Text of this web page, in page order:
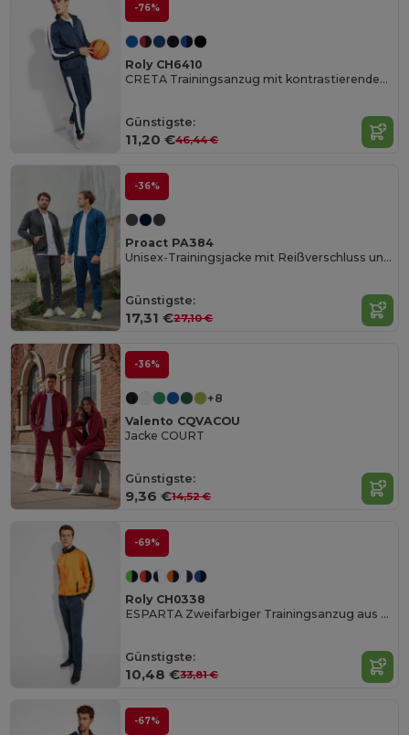
-76%
Roly CH6410
CRETA Trainingsanzug mit kontrastierenden Seitenstreifen
Günstigste:
11,20 €46,44 €
-36%
Proact PA384
Unisex-Trainingsjacke mit Reißverschluss und Paspel
Günstigste:
17,31 €27,10 €
-36%
+8
Valento CQVACOU
Jacke COURT
Günstigste:
9,36 €14,52 €
-69%
Roly CH0338
ESPARTA Zweifarbiger Trainingsanzug aus Acetat mit samtigem Futter
Günstigste:
10,48 €33,81 €
-67%